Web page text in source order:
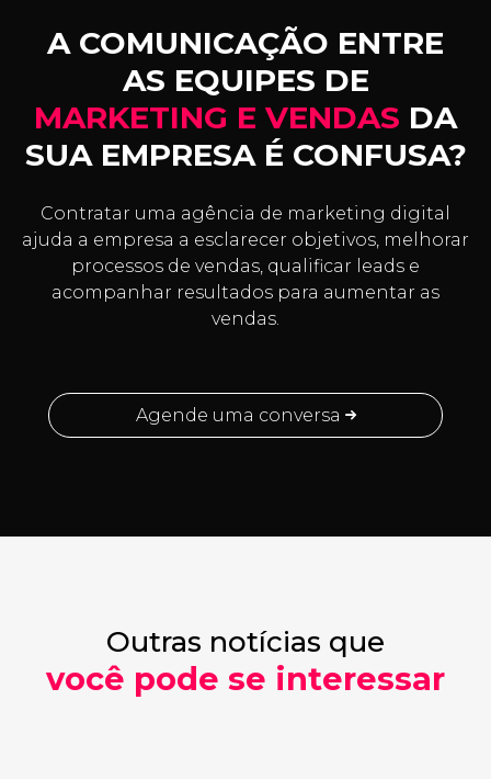
A COMUNICAÇÃO ENTRE
AS EQUIPES DE
MARKETING E VENDAS DA
SUA EMPRESA É CONFUSA?
Contratar uma agência de marketing digital
ajuda a empresa a esclarecer objetivos, melhorar
processos de vendas, qualificar leads e
acompanhar resultados para aumentar as
vendas.
Agende uma conversa
Outras notícias que
você pode se interessar